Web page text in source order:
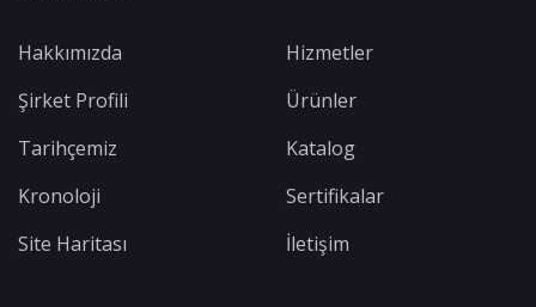
Hakkımızda
Şirket Profili
Tarihçemiz
Kronoloji
Site Haritası
Hizmetler
Ürünler
Katalog
Sertifikalar
İletişim